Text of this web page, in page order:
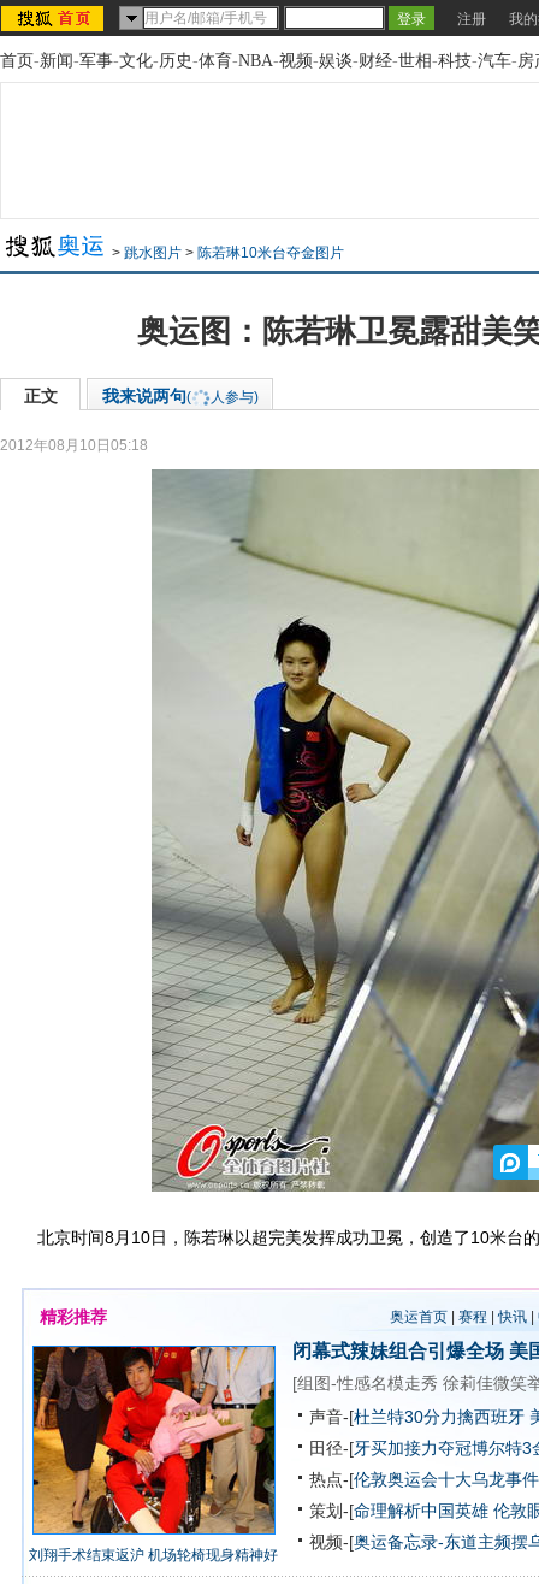
注册 我
首页-新闻-军事-文化-历史-体育-NBA-视频-娱谈-财经-世相-科技-汽车-房
> 跳水图片 > 陈若琳10米台夺金图片
奥运图：陈若琳卫冕露甜美
正文 我来说两句( 人参与)
2012年08月10日05:18
北京时间8月10日，陈若琳以超完美发挥成功卫冕，创造了10米台
精彩推荐 奥运首页| 赛程 |快讯|
刘翔手术结束返沪 机场轮椅现身精神好
闭幕式辣妹组合引爆全场 美
[组图-性感名模走秀 徐莉佳微笑
声音-[杜兰特30分力擒西班牙
田径-[牙买加接力夺冠博尔特3
热点-[伦敦奥运会十大乌龙事件
策划-[命理解析中国英雄 伦敦
视频-[奥运备忘录-东道主频摆